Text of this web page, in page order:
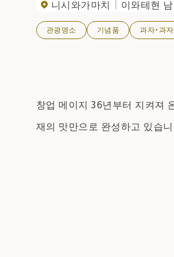
니시와가마치 이와테현
관광명소 기념품 과자・과자
창업 메이지 36년부터 지켜져
재의 맛만으로 완성하고 있습